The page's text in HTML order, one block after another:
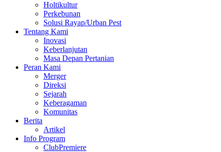
Holtikultur
Perkebunan
Solusi Rayap/Urban Pest
Tentang Kami
Inovasi
Keberlanjutan
Masa Depan Pertanian
Peran Kami
Merger
Direksi
Sejarah
Keberagaman
Komunitas
Berita
Artikel
Info Program
ClubPremiere